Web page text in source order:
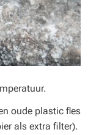
oude plastic fles
als extra filter).